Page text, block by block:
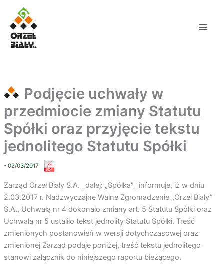
Przejdź
treści
Podjęcie uchwały w
przedmiocie zmiany Statutu
Spółki oraz przyjęcie tekstu
jednolitego Statutu Spółki
- 02/03/2017
Zarząd Orzeł Biały S.A. _dalej: „Spółka”_ informuje, iż w dniu
2.03.2017 r. Nadzwyczajne Walne Zgromadzenie „Orzeł Biały”
S.A., Uchwałą nr 4 dokonało zmiany art. 5 Statutu Spółki oraz
Uchwałą nr 5 ustaliło tekst jednolity Statutu Spółki. Treść
zmienionych postanowień w wersji dotychczasowej oraz
zmienionej Zarząd podaje poniżej, treść tekstu jednolitego
stanowi załącznik do niniejszego raportu bieżącego.